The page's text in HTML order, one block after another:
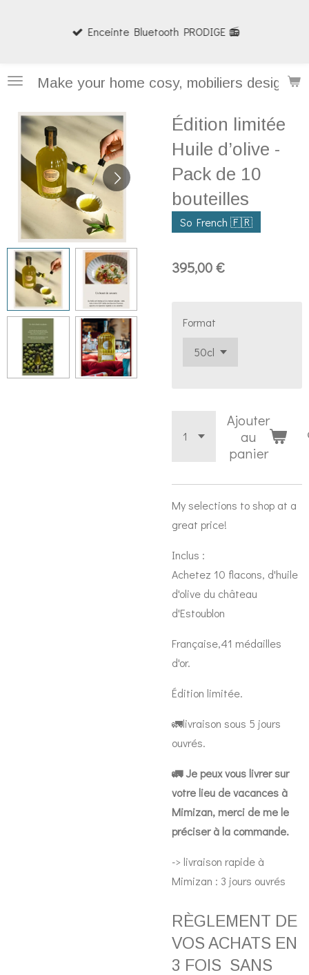
principal
Make your home cosy, mobiliers design
Enceinte Bluetooth PRODIGE 📻
Édition limitée
Huile d’olive -
Pack de 10
bouteilles
So French 🇫🇷
395,00 €
Format
Ajouter
au
panier
My selections to shop at a
great price!
Inclus :
Achetez 10 flacons, d'huile
d'olive du château
d'Estoublon
Française,41 médailles
d'or.
Édition limitée.
🚛livraison sous 5 jours
ouvrés.
🚛 Je peux vous livrer sur
votre lieu de vacances à
Mimizan, merci de me le
préciser à la commande.
-> livraison rapide à
Mimizan : 3 jours ouvrés
RÈGLEMENT DE
VOS ACHATS EN
3 FOIS SANS